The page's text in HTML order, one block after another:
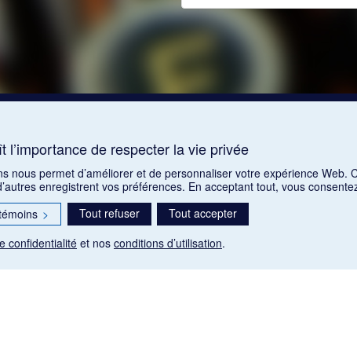
l’importance de respecter la vie privée
nous permet d’améliorer et de personnaliser votre expérience
enregistrent vos préférences. En acceptant tout, vous
> Tout refuser
Tout accepter
confidentialité et nos conditions d’utilisation.